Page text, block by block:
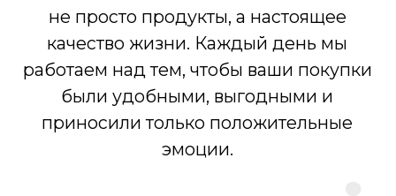
Политика конфиденциальности
Открыть карту
Казань, ул. Абсалямова, 19
Открыть карту
Открыть карту
Производство: Зеленодольский
р-н, с. Мизиново, ул.Школьная,